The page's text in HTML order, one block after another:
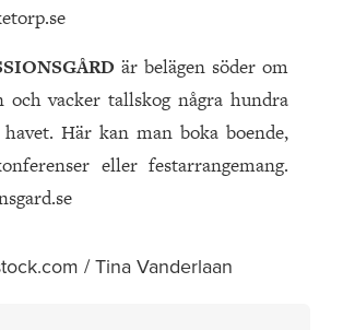
är belägen söder om
och vacker tallskog några hundra
Här kan man boka boende,
eller festarrangemang.
/ Tina Vanderlaan